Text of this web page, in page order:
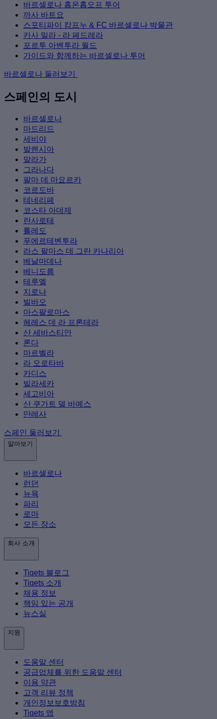
바르셀로나 홉온홉오프 투어
까사 바트요
스포티파이 캄프누 & FC 바르셀로나 박물관
카사 밀라 - 라 페드레라
포르투 아벤투라 월드
가이드와 함께하는 바르셀로나 투어
바르셀로나 둘러보기
스페인의 도시
바르셀로나
마드리드
세비야
발렌시아
말라가
그라나다
팔마 데 마요르카
코르도바
테네리페
코스타 아데제
란사로테
톨레도
푸에르테벤투라
라스 팔마스 데 그란 카나리아
베날마데나
베니도름
테루엘
지로나
빌바오
마스팔로마스
헤레스 데 라 프론테라
산 세바스티안
론다
마르벨라
라 오로타바
카디스
빌라세카
세고비아
산 쿠가트 델 바예스
만레사
스페인 둘러보기
알아보기
바르셀로나
런던
뉴욕
파리
로마
모든 장소
회사 소개
Tiqets 블로그
Tiqets 소개
채용 정보
책임 있는 공개
뉴스실
지원
도움말 센터
공급업체를 위한 도움말 센터
이용 약관
고객 리뷰 정책
개인정보보호방침
Tiqets 앱